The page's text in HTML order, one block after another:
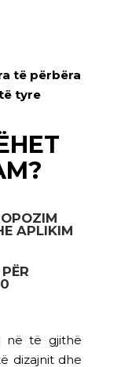
të përbëra
tyre
APLIKIM
në të gjithë
dizajnit dhe